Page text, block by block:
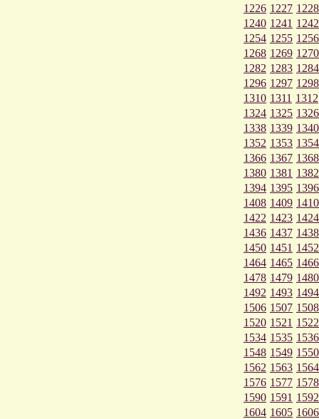
1226 1227 1228
1240 1241 1242
1254 1255 1256
1268 1269 1270
1282 1283 1284
1296 1297 1298
1310 1311 1312
1324 1325 1326
1338 1339 1340
1352 1353 1354
1366 1367 1368
1380 1381 1382
1394 1395 1396
1408 1409 1410
1422 1423 1424
1436 1437 1438
1450 1451 1452
1464 1465 1466
1478 1479 1480
1492 1493 1494
1506 1507 1508
1520 1521 1522
1534 1535 1536
1548 1549 1550
1562 1563 1564
1576 1577 1578
1590 1591 1592
1604 1605 1606